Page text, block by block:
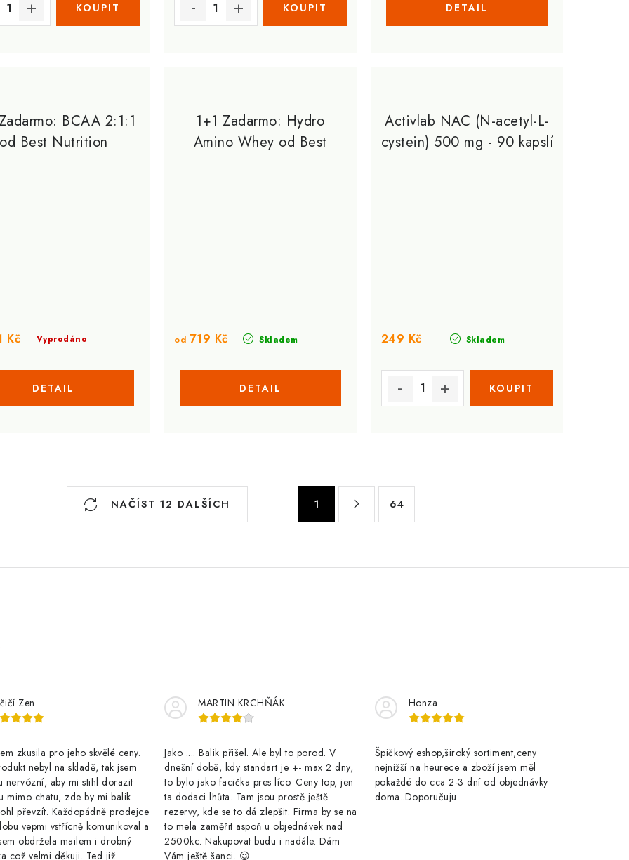
BCAA 2:1:1
od Best Nutrition
Vyprodáno
Kč
1+1 Zadarmo: Hydro
Amino Whey od Best
Nutrition
Skladem
od 719 Kč
Activlab NAC (N-acetyl-L-
cystein) 500 mg - 90 kapslí
Skladem
249 Kč
NAČÍST 12 DALŠÍCH
S
n
1 64
Zen
zkusila pro jeho skvělé ceny.
nebyl na skladě, tak jsem
nervózní, aby mi stihl dorazit
mimo chatu, zde by mi balik
převzít. Každopádně prodejce
vepmi vstřícně komunikoval a
obdržela mailem i drobný
což velmi děkuji. Ted již
MARTIN KRCHŇÁK
Jako .... Balik přišel. Ale byl to porod. V
dnešní době, kdy standart je +- max 2 dny,
to bylo jako facička pres líco. Ceny top, jen
ta dodaci lhůta. Tam jsou prostě ještě
rezervy, kde se to dá zlepšit. Firma by se na
to mela zaměřit aspoň u objednávek nad
2500kc. Nakupovat budu i nadále. Dám
Vám ještě šanci. 😉
Honza
Špičkový eshop,široký sortiment,ceny
nejnižší na heurece a zboží jsem měl
pokaždé do cca 2-3 dní od objednávky
doma..Doporučuju